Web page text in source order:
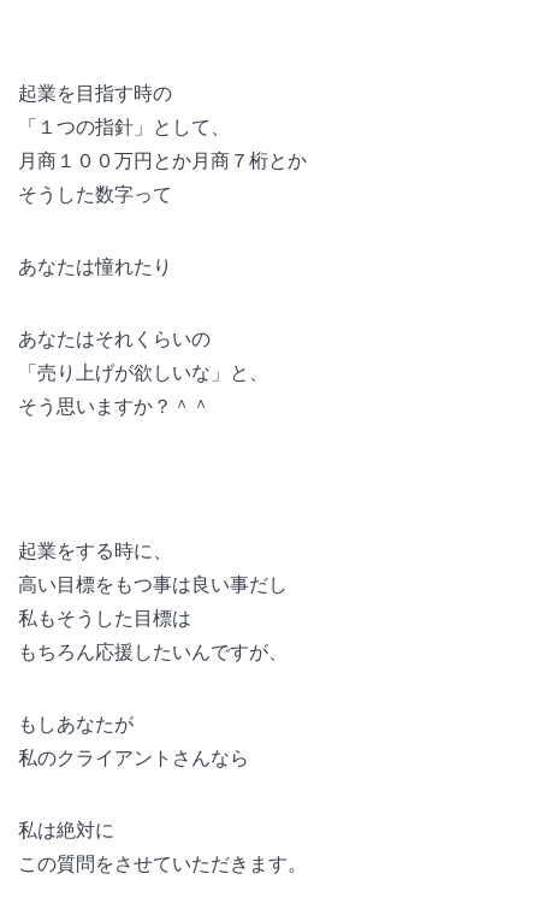
起業を目指す時の
「１つの指針」として、
月商１００万円とか月商７桁とか
そうした数字って
あなたは憧れたり
あなたはそれくらいの
「売り上げが欲しいな」と、
そう思いますか？＾＾
起業をする時に、
高い目標をもつ事は良い事だし
私もそうした目標は
もちろん応援したいんですが、
もしあなたが
私のクライアントさんなら
私は絶対に
この質問をさせていただきます。